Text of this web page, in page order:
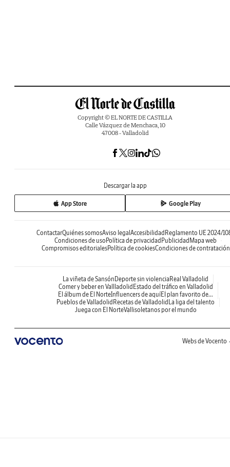
Copyright © EL NORTE DE CASTILLA
Calle Vázquez de Menchaca, 10
47008 - Valladolid
Descargar la app
App Store Google Play
ContactarQuiénes somosAviso legal Accesibilidad Reglamento UE 2024/
Condiciones de uso Política de privacidad Publicidad Mapa web
Compromisos editorialesPolítica de cookiesCondiciones de contratación
La viñeta de Sansón Deporte sin violencia Real Valladolid
Comer y beber en Vallladolid Estado del tráfico en Valladolid
El álbum de El NorteInfluencers de aquíEl plan favorito de...
Pueblos de Valladolid Recetas de Valladolid La liga del talento
Juega con El NorteVallisoletanos por el mundo
Webs de Vocento